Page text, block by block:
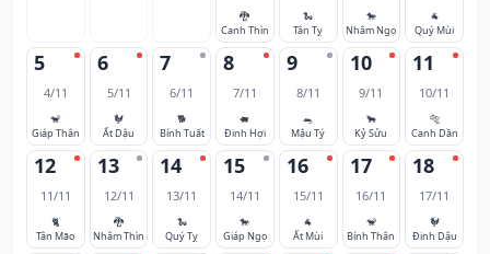
🐉
Canh Thìn
🐍
Tân Tỵ
🐎
Nhâm Ngọ
🐐
Quý Mùi
5
4/11
🐒
Giáp Thân
6
5/11
🐓
Ất Dậu
7
6/11
🐕
Bính Tuất
8
7/11
🐖
Đinh Hợi
9
8/11
🐀
Mậu Tý
10
9/11
🐂
Kỷ Sửu
11
10/11
🐅
Canh Dần
12
11/11
🐈
Tân Mão
13
12/11
🐉
Nhâm Thìn
14
13/11
🐍
Quý Tỵ
15
14/11
🐎
Giáp Ngọ
16
15/11
🐐
Ất Mùi
17
16/11
🐒
Bính Thân
18
17/11
🐓
Đinh Dậu